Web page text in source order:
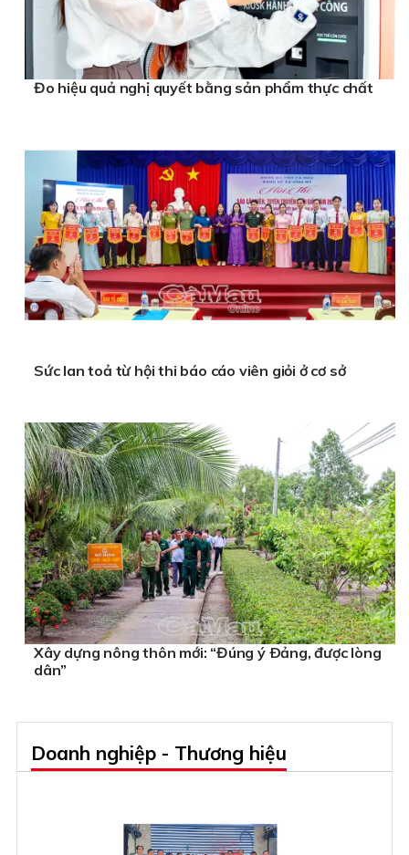
Đo hiệu quả nghị quyết bằng sản phẩm thực chất
Sức lan toả từ hội thi báo cáo viên giỏi ở cơ sở
Xây dựng nông thôn mới: “Đúng ý Ðảng, được lòng
dân”
Doanh nghiệp - Thương hiệu